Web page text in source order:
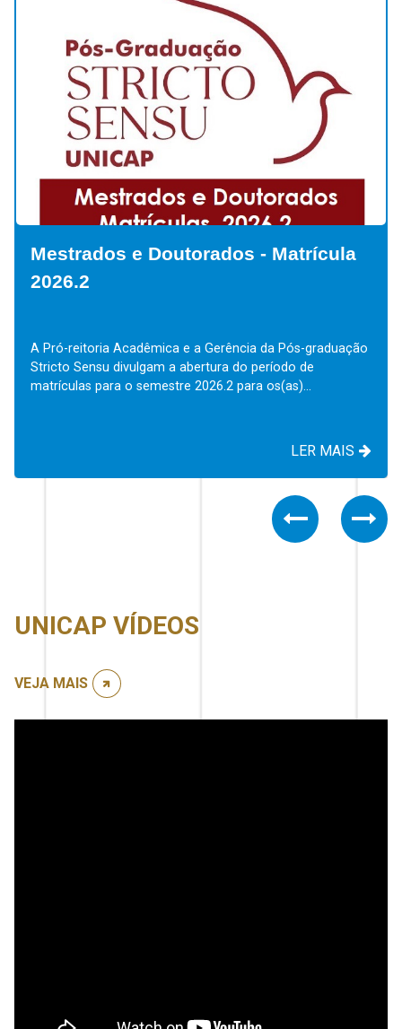
Mestrados e Doutorados - Matrícula
2026.2
A Pró-reitoria Acadêmica e a Gerência da Pós-graduação
Stricto Sensu divulgam a abertura do período de
matrículas para o semestre 2026.2 para os(as)...
LER MAIS
Previous
UNICAP VÍDEOS
VEJA MAIS